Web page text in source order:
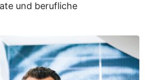
und berufliche